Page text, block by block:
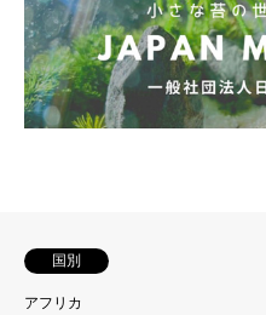
国別
アフリカ